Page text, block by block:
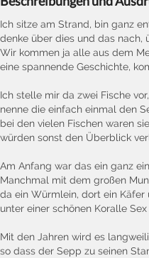
Ich sitze am Strand, bin ganz
denke über dies und das nach,
Wir kommen ja alle aus dem
eine spannende Geschichte,
Ich stelle mir da zwei Fische
nenne die einfach einmal den
bei den vielen Fischen waren
würden sonst den Überblick
Am Anfang war das ein ganz
Manchmal mit dem großen
da ein Würmlein, dort ein Käfer
unter einer schönen Koralle
Mit den Jahren wird es
so dass der Sepp zu seinen